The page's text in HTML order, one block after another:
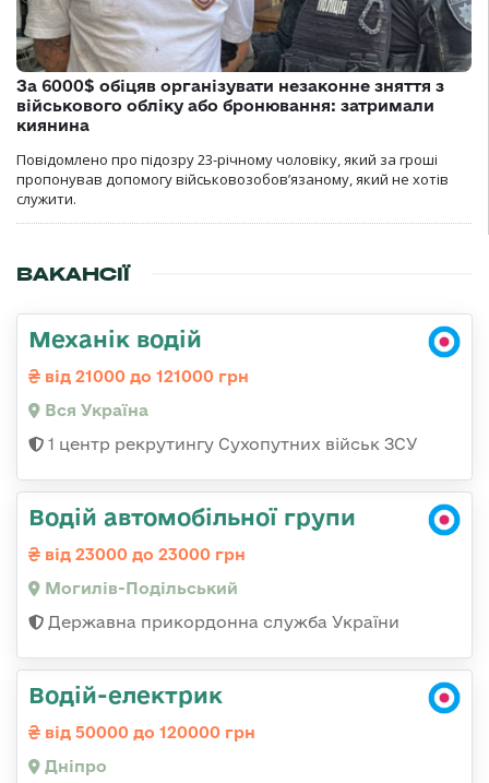
За 6000$ обіцяв організувати незаконне зняття з
військового обліку або бронювання: затримали
киянина
Повідомлено про підозру 23-річному чоловіку, який за гроші
пропонував допомогу військовозобов’язаному, який не хотів
служити.
ВАКАНСІЇ
Механік водій
від 21000 до 121000 грн
Вся Україна
1 центр рекрутингу Сухопутних військ ЗСУ
Водій автомобільної групи
від 23000 до 23000 грн
Могилів-Подільський
Державна прикордонна служба України
Водій-електрик
від 50000 до 120000 грн
Дніпро